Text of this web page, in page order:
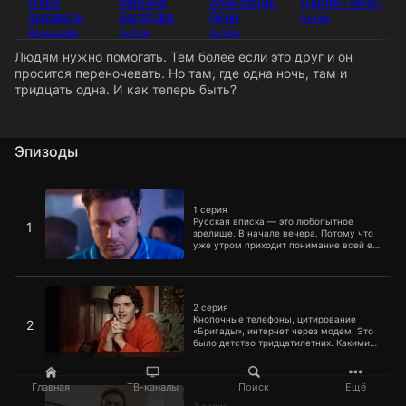
Главная ТВ-каналы Поиск Ещё
Фарфель
Режиссёр
Богатова
Актёр
Якин
Актёр
Актёр
Людям нужно помогать. Тем более если это друг и он
просится переночевать. Но там, где одна ночь, там и
тридцать одна. И как теперь быть?
Эпизоды
1
1 серия
Русская вписка ― это любопытное
зрелище. В начале вечера. Потому что
уже утром приходит понимание всей ее
1 серия
2
2 серия
Кнопочные телефоны, цитирование
«Бригады», интернет через модем. Это
было детство тридцатилетних. Какими
3 серия